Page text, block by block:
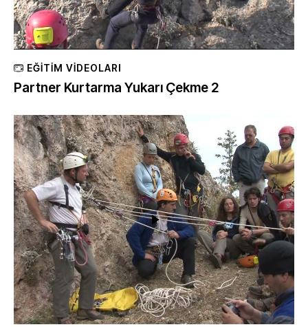
EĞITIM VIDEOLARI
Partner Kurtarma Yukarı Çekme 2